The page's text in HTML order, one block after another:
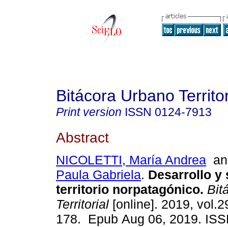
Bitácora Urbano
Print version ISSN 0124-7913
Abstract
NICOLETTI, María Andrea
Paula Gabriela. Desarrollo y
territorio norpatagónico.
Territorial [online]. 2019,
178. Epub Aug 06, 2019.